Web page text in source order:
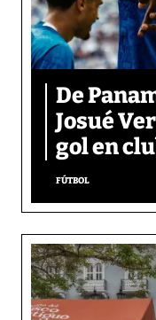
De
Josué
gol en
FÚTBOL